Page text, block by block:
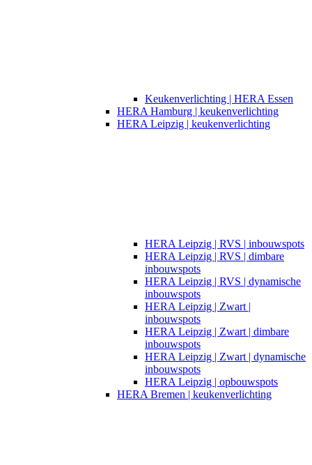
Keukenverlichting | HERA Essen
HERA Hamburg | keukenverlichting
HERA Leipzig | keukenverlichting
HERA Leipzig | RVS | inbouwspots
HERA Leipzig | RVS | dimbare
inbouwspots
HERA Leipzig | RVS | dynamische
inbouwspots
HERA Leipzig | Zwart |
inbouwspots​
HERA Leipzig | Zwart | dimbare
inbouwspots
HERA Leipzig | Zwart | dynamische
inbouwspots
HERA Leipzig | opbouwspots
HERA Bremen | keukenverlichting